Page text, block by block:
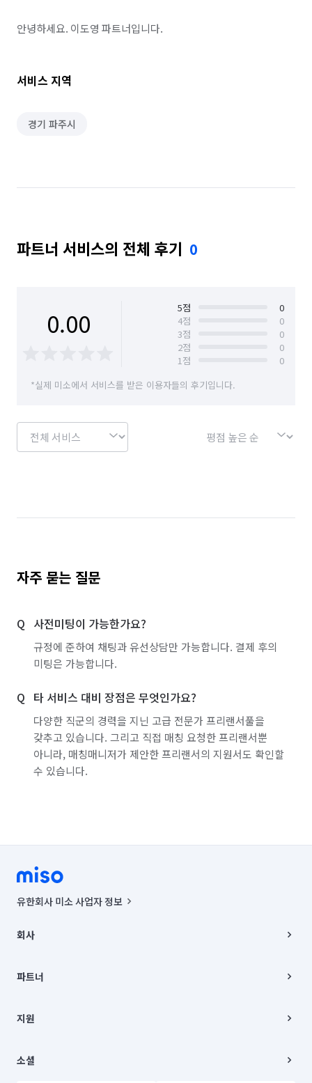
안녕하세요. 이도영 파트너입니다.
서비스 지역
경기 파주시
파트너 서비스의 전체 후기 0
0.00 5점
0
4점
0
3점
0
2점
0
1점
0
*실제 미소에서 서비스를 받은 이용자들의 후기입니다.
자주 묻는 질문
사전미팅이 가능한가요?
규정에 준하여 채팅과 유선상담만 가능합니다. 결제 후의
미팅은 가능합니다.
타 서비스 대비 장점은 무엇인가요?
다양한 직군의 경력을 지닌 고급 전문가 프리랜서풀을
갖추고 있습니다. 그리고 직접 매칭 요청한 프리랜서뿐
아니라, 매칭매니저가 제안한 프리랜서의 지원서도 확인할
수 있습니다.
유한회사 미소 사업자 정보
00019 |
주소 | 본사: 서울특별시 종로구 율곡로 6(중학동, 트윈트리빌딩) B동 5층
컨택센터 : 서울특별시 종로구 수송동 율곡로 24, 7층, 8층 미소
상품, 상품정보, 거래에 관한 의무와 책임은 거래당사자에게 있습니다.
언론 보도 관련 문의:
© 유한회사 미소. Miso, Inc. All Rights Reserved.
회사
채용
파트너
이사
지원
이용약관
소셜